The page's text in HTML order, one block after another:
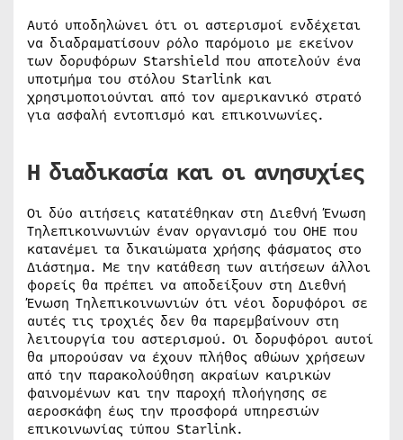
Αυτό υποδηλώνει ότι οι αστερισμοί ενδέχεται
να διαδραματίσουν ρόλο παρόμοιο με εκείνον
των δορυφόρων Starshield που αποτελούν ένα
υποτμήμα του στόλου Starlink και
χρησιμοποιούνται από τον αμερικανικό στρατό
για ασφαλή εντοπισμό και επικοινωνίες.
Η διαδικασία και οι ανησυχίες
Οι δύο αιτήσεις κατατέθηκαν στη Διεθνή Ένωση
Τηλεπικοινωνιών έναν οργανισμό του ΟΗΕ που
κατανέμει τα δικαιώματα χρήσης φάσματος στο
Διάστημα. Με την κατάθεση των αιτήσεων άλλοι
φορείς θα πρέπει να αποδείξουν στη Διεθνή
Ένωση Τηλεπικοινωνιών ότι νέοι δορυφόροι σε
αυτές τις τροχιές δεν θα παρεμβαίνουν στη
λειτουργία του αστερισμού. Οι δορυφόροι αυτοί
θα μπορούσαν να έχουν πλήθος αθώων χρήσεων
από την παρακολούθηση ακραίων καιρικών
φαινομένων και την παροχή πλοήγησης σε
αεροσκάφη έως την προσφορά υπηρεσιών
επικοινωνίας τύπου Starlink.